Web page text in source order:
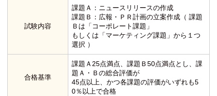
試験内容
課題Ａ：ニュースリリースの作成
課題Ｂ：広報・ＰＲ計画の立案作成（ 課題
Ｂは「コーポレート課題」
もしくは「マーケティング課題」から１つ
選択 ）
合格基準
課題Ａ25点満点、課題Ｂ50点満点とし、課
題Ａ・Ｂの総合評価が
45点以上、かつ各課題の評価がいずれも5
0％以上で合格